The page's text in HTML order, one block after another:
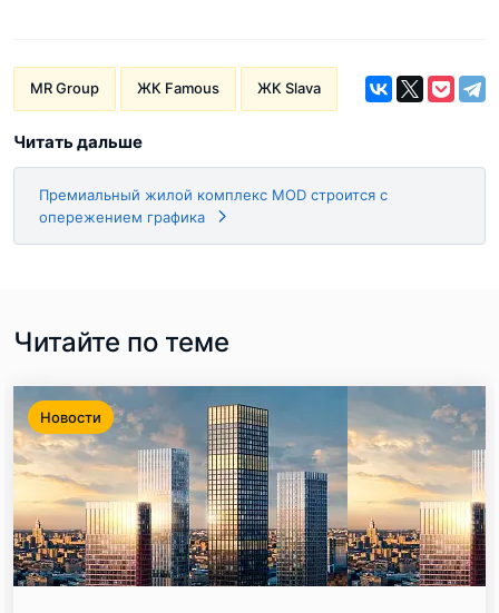
MR Group ЖК Famous ЖК Slava
Читать дальше
Премиальный жилой комплекс MOD строится с
опережением графика
Читайте по теме
Новости